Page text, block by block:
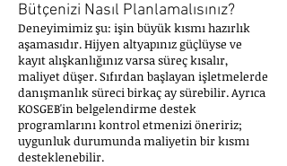
Bütçenizi Nasıl Planlamalısınız?
Deneyimimiz şu: işin büyük kısmı hazırlık
aşamasıdır. Hijyen altyapınız güçlüyse ve
kayıt alışkanlığınız varsa süreç kısalır,
maliyet düşer. Sıfırdan başlayan işletmelerde
danışmanlık süreci birkaç ay sürebilir. Ayrıca
KOSGEB'in belgelendirme destek
programlarını kontrol etmenizi öneririz;
uygunluk durumunda maliyetin bir kısmı
desteklenebilir.